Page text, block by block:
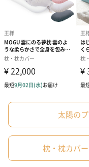
太陽の
枕・枕カバ